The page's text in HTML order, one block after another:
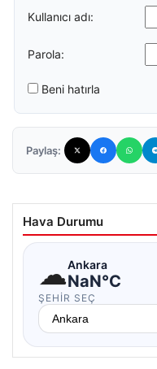
Kullanıcı adı:
Parola:
Beni hatırla
Paylaş:
Hava Durumu
☁Ankara
NaN°C
ŞEHIR SEÇ